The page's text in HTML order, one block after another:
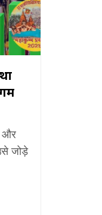
और
जोड़े